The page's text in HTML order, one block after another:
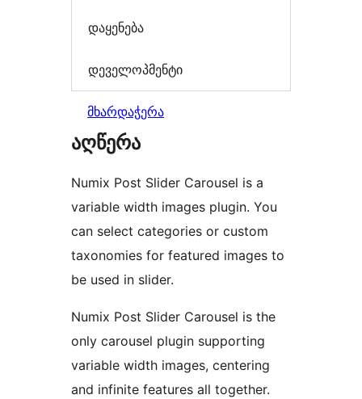
დაყენება
დეველოპმენტი
მხარდაჭერა
აღწერა
Numix Post Slider Carousel is a
variable width images plugin. You
can select categories or custom
taxonomies for featured images to
be used in slider.
Numix Post Slider Carousel is the
only carousel plugin supporting
variable width images, centering
and infinite features all together.